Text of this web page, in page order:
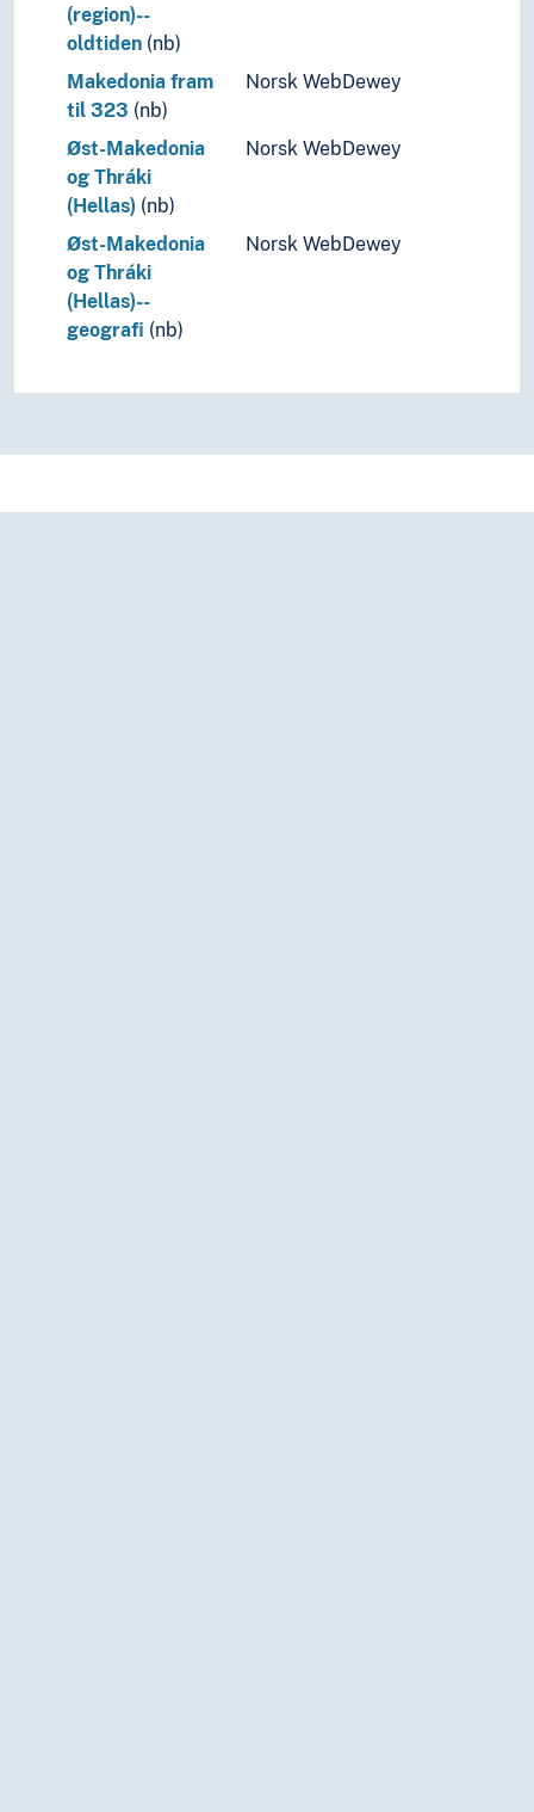
(region)--
oldtiden (nb)
Makedonia fram
til 323 (nb)
Norsk WebDewey
Øst-Makedonia
og Thráki
(Hellas) (nb)
Norsk WebDewey
Øst-Makedonia
og Thráki
(Hellas)--
geografi (nb)
Norsk WebDewey